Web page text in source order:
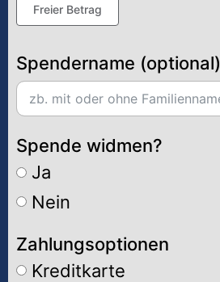
Freier Betrag
Spendername (optional)
Spende widmen?
Ja
Nein
Zahlungsoptionen
Kreditkarte